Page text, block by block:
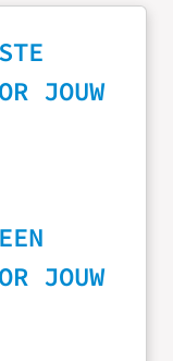
JOUW
JOUW